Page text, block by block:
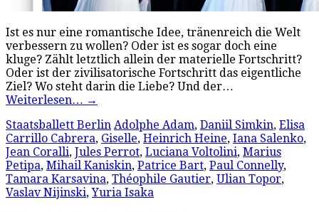
Ist es nur eine romantische Idee, tränenreich die Welt
verbessern zu wollen? Oder ist es sogar doch eine
kluge? Zählt letztlich allein der materielle Fortschritt?
Oder ist der zivilisatorische Fortschritt das eigentliche
Ziel? Wo steht darin die Liebe? Und der…
Weiterlesen… →
Staatsballett Berlin Adolphe Adam, Daniil Simkin, Elisa
Carrillo Cabrera, Giselle, Heinrich Heine, Iana Salenko,
Jean Coralli, Jules Perrot, Luciana Voltolini, Marius
Petipa, Mihail Kaniskin, Patrice Bart, Paul Connelly,
Tamara Karsavina, Théophile Gautier, Ulian Topor,
Vaslav Nijinski,Yuria Isaka